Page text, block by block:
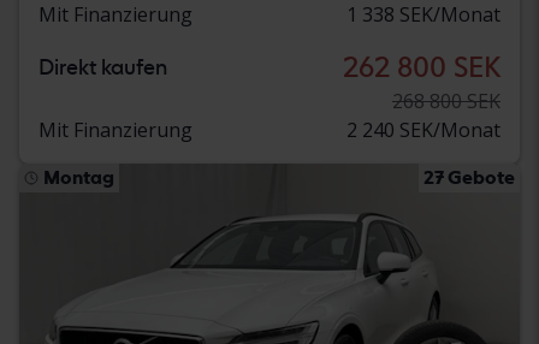
Mit Finanzierung 1 338 SEK/Monat
Direkt kaufen 262 800 SEK
268 800 SEK
Mit Finanzierung
2 240 SEK/Monat
Montag 27 Gebote